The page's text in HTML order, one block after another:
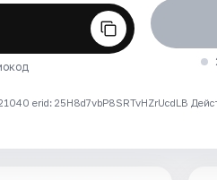
erid: 25H8d7vbP8SRTvHZrUcdLB